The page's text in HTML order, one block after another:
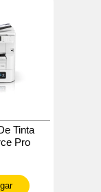
Tinta
Pro
/ Fax /